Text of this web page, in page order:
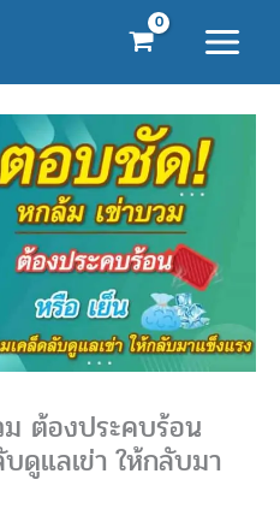
ต้องประคบร้อน
ดูแลเข่า ให้กลับมา